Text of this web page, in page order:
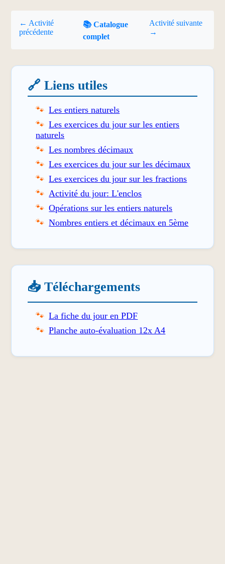
← Activité
précédente
📚 Catalogue
complet
Activité suivante
→
🔗 Liens utiles
Les entiers naturels
Les exercices du jour sur les entiers
naturels
Les nombres décimaux
Les exercices du jour sur les décimaux
Les exercices du jour sur les fractions
Activité du jour: L'enclos
Opérations sur les entiers naturels
Nombres entiers et décimaux en 5ème
📥 Téléchargements
La fiche du jour en PDF
Planche auto-évaluation 12x A4